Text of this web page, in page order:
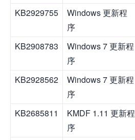
KB2929755
Windows 更新程
序
KB2908783
Windows 7 更新程
序
KB2928562
Windows 7 更新程
序
KB2685811
KMDF 1.11 更新程
序